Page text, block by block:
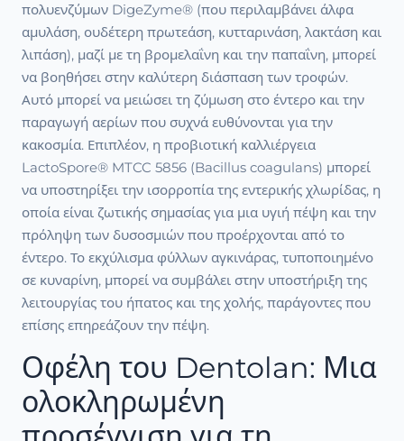
πολυενζύμων DigeZyme® (που περιλαμβάνει άλφα
αμυλάση, ουδέτερη πρωτεάση, κυτταρινάση, λακτάση και
λιπάση), μαζί με τη βρομελαΐνη και την παπαΐνη, μπορεί
να βοηθήσει στην καλύτερη διάσπαση των τροφών.
Αυτό μπορεί να μειώσει τη ζύμωση στο έντερο και την
παραγωγή αερίων που συχνά ευθύνονται για την
κακοσμία. Επιπλέον, η προβιοτική καλλιέργεια
LactoSpore® MTCC 5856 (Bacillus coagulans) μπορεί
να υποστηρίξει την ισορροπία της εντερικής χλωρίδας, η
οποία είναι ζωτικής σημασίας για μια υγιή πέψη και την
πρόληψη των δυσοσμιών που προέρχονται από το
έντερο. Το εκχύλισμα φύλλων αγκινάρας, τυποποιημένο
σε κυναρίνη, μπορεί να συμβάλει στην υποστήριξη της
λειτουργίας του ήπατος και της χολής, παράγοντες που
επίσης επηρεάζουν την πέψη.
Οφέλη του Dentolan: Μια
ολοκληρωμένη